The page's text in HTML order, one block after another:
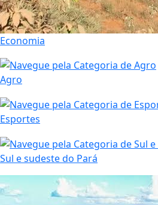
Economia
Agro
Esportes
Sul e sudeste do Pará